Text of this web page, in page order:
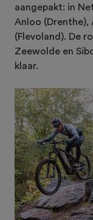
aangepakt: in
Anloo (Drenthe),
(Flevoland). De
Zeewolde en
klaar.